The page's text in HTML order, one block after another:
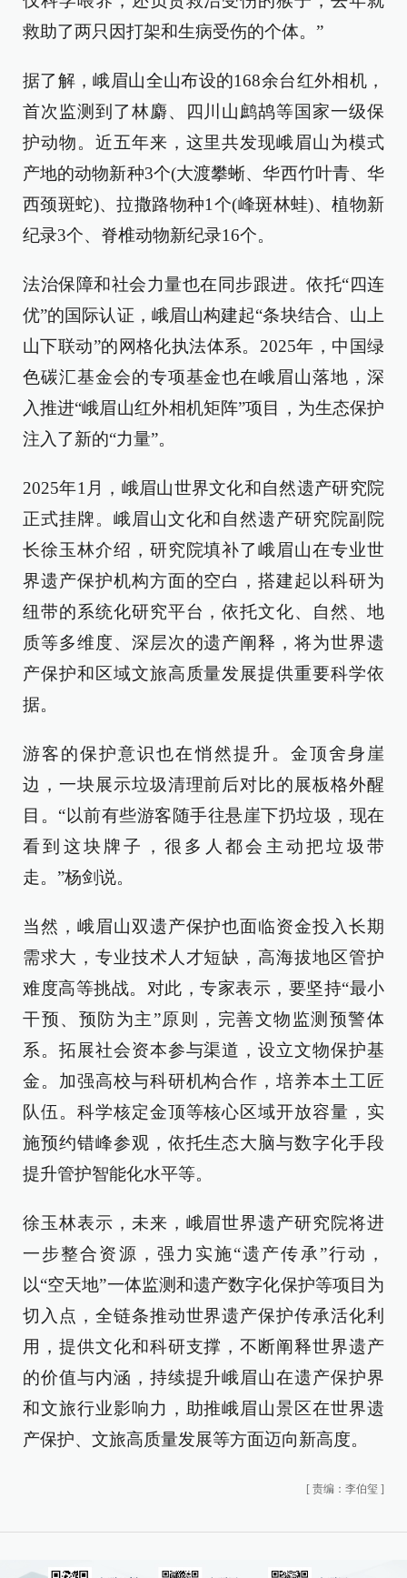
救助了两只因打架和生病受伤的个体。”
据了解，峨眉山全山布设的168余台红外相机，
首次监测到了林麝、四川山鹧鸪等国家一级保
护动物。近五年来，这里共发现峨眉山为模式
产地的动物新种3个(大渡攀蜥、华西竹叶青、华
西颈斑蛇)、拉撒路物种1个(峰斑林蛙)、植物新
纪录3个、脊椎动物新纪录16个。
法治保障和社会力量也在同步跟进。依托“四连
优”的国际认证，峨眉山构建起“条块结合、山上
山下联动”的网格化执法体系。2025年，中国绿
色碳汇基金会的专项基金也在峨眉山落地，深
入推进“峨眉山红外相机矩阵”项目，为生态保护
注入了新的“力量”。
2025年1月，峨眉山世界文化和自然遗产研究院
正式挂牌。峨眉山文化和自然遗产研究院副院
长徐玉林介绍，研究院填补了峨眉山在专业世
界遗产保护机构方面的空白，搭建起以科研为
纽带的系统化研究平台，依托文化、自然、地
质等多维度、深层次的遗产阐释，将为世界遗
产保护和区域文旅高质量发展提供重要科学依
据。
游客的保护意识也在悄然提升。金顶舍身崖
边，一块展示垃圾清理前后对比的展板格外醒
目。“以前有些游客随手往悬崖下扔垃圾，现在
看到这块牌子，很多人都会主动把垃圾带
走。”杨剑说。
当然，峨眉山双遗产保护也面临资金投入长期
需求大，专业技术人才短缺，高海拔地区管护
难度高等挑战。对此，专家表示，要坚持“最小
干预、预防为主”原则，完善文物监测预警体
系。拓展社会资本参与渠道，设立文物保护基
金。加强高校与科研机构合作，培养本土工匠
队伍。科学核定金顶等核心区域开放容量，实
施预约错峰参观，依托生态大脑与数字化手段
提升管护智能化水平等。
徐玉林表示，未来，峨眉世界遗产研究院将进
一步整合资源，强力实施“遗产传承”行动，
以“空天地”一体监测和遗产数字化保护等项目为
切入点，全链条推动世界遗产保护传承活化利
用，提供文化和科研支撑，不断阐释世界遗产
的价值与内涵，持续提升峨眉山在遗产保护界
和文旅行业影响力，助推峨眉山景区在世界遗
产保护、文旅高质量发展等方面迈向新高度。
[ 责编：李伯玺 ]